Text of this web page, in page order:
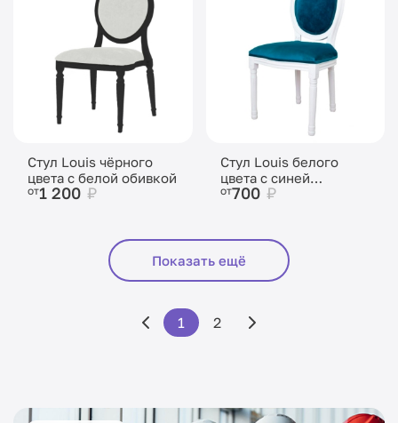
Стул Louis чёрного
цвета с белой обивкой
от1 200 ₽
Стул Louis белого
цвета с синей
бархатной обивкой
от700 ₽
Показать ещё
1 2